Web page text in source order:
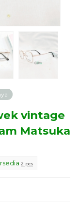
vintage
Matsuka
2 pcs